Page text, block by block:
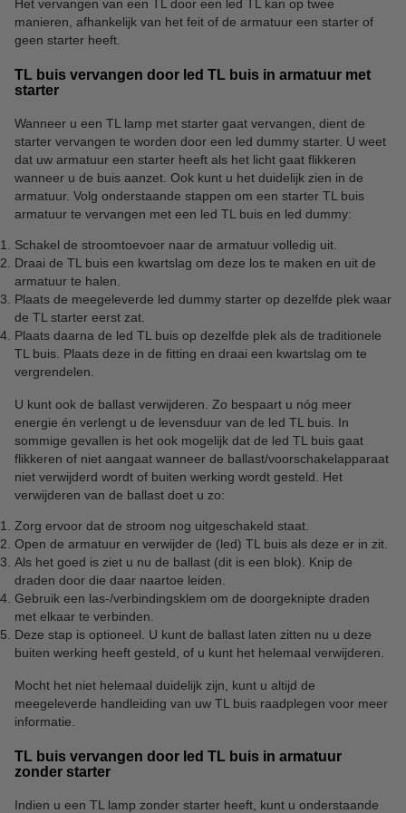
Het vervangen van een TL door een led TL kan op twee
manieren, afhankelijk van het feit of de armatuur een starter of
geen starter heeft.
TL buis vervangen door led TL buis in armatuur met
starter
Wanneer u een TL lamp met starter gaat vervangen, dient de
starter vervangen te worden door een led dummy starter. U weet
dat uw armatuur een starter heeft als het licht gaat flikkeren
wanneer u de buis aanzet. Ook kunt u het duidelijk zien in de
armatuur. Volg onderstaande stappen om een starter TL buis
armatuur te vervangen met een led TL buis en led dummy:
Schakel de stroomtoevoer naar de armatuur volledig uit.
Draai de TL buis een kwartslag om deze los te maken en uit de
armatuur te halen.
Plaats de meegeleverde led dummy starter op dezelfde plek waar
de TL starter eerst zat.
Plaats daarna de led TL buis op dezelfde plek als de traditionele
TL buis. Plaats deze in de fitting en draai een kwartslag om te
vergrendelen.
U kunt ook de ballast verwijderen. Zo bespaart u nóg meer
energie én verlengt u de levensduur van de led TL buis. In
sommige gevallen is het ook mogelijk dat de led TL buis gaat
flikkeren of niet aangaat wanneer de ballast/voorschakelapparaat
niet verwijderd wordt of buiten werking wordt gesteld. Het
verwijderen van de ballast doet u zo:
Zorg ervoor dat de stroom nog uitgeschakeld staat.
Open de armatuur en verwijder de (led) TL buis als deze er in zit.
Als het goed is ziet u nu de ballast (dit is een blok). Knip de
draden door die daar naartoe leiden.
Gebruik een las-/verbindingsklem om de doorgeknipte draden
met elkaar te verbinden.
Deze stap is optioneel. U kunt de ballast laten zitten nu u deze
buiten werking heeft gesteld, of u kunt het helemaal verwijderen.
Mocht het niet helemaal duidelijk zijn, kunt u altijd de
meegeleverde handleiding van uw TL buis raadplegen voor meer
informatie.
TL buis vervangen door led TL buis in armatuur
zonder starter
Indien u een TL lamp zonder starter heeft, kunt u onderstaande